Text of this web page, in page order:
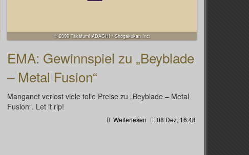
© 2009 Takafumi ADACHI / Shogakukan Inc.
EMA: Gewinnspiel zu „Beyblade
– Metal Fusion“
Manganet verlost viele tolle Preise zu „Beyblade – Metal
Fusion“. Let it rip!
Weiterlesen 08 Dez, 16:48